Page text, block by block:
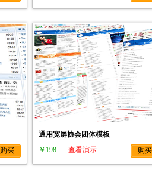
购买
通用宽屏协会团体模板
￥198
查看演示 购买